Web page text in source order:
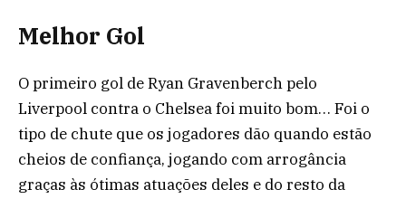
Melhor Gol
O primeiro gol de Ryan Gravenberch pelo
Liverpool contra o Chelsea foi muito bom… Foi o
tipo de chute que os jogadores dão quando estão
cheios de confiança, jogando com arrogância
graças às ótimas atuações deles e do resto da